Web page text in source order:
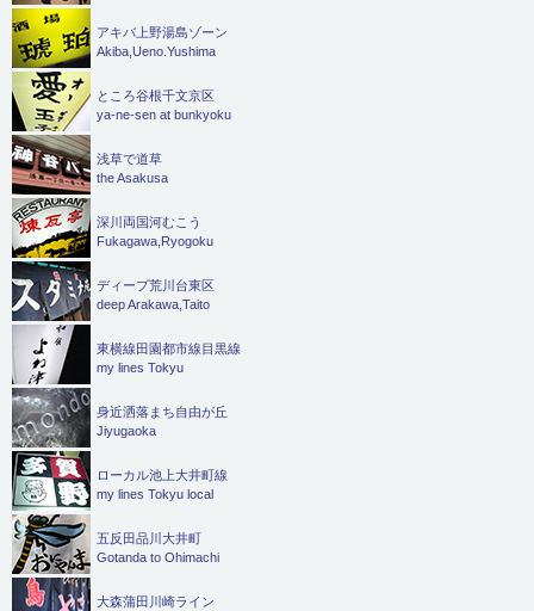
アキバ上野湯島ゾーン
Akiba,Ueno.Yushima
ところ谷根千文京区
ya-ne-sen at bunkyoku
浅草で道草
the Asakusa
深川両国河むこう
Fukagawa,Ryogoku
ディープ荒川台東区
deep Arakawa,Taito
東横線田園都市線目黒線
my lines Tokyu
身近洒落まち自由が丘
Jiyugaoka
ローカル池上大井町線
my lines Tokyu local
五反田品川大井町
Gotanda to Ohimachi
大森蒲田川崎ライン